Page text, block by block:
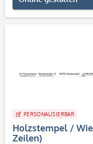
PERSONALISIERBAR
Holzstempel /
Zeilen)